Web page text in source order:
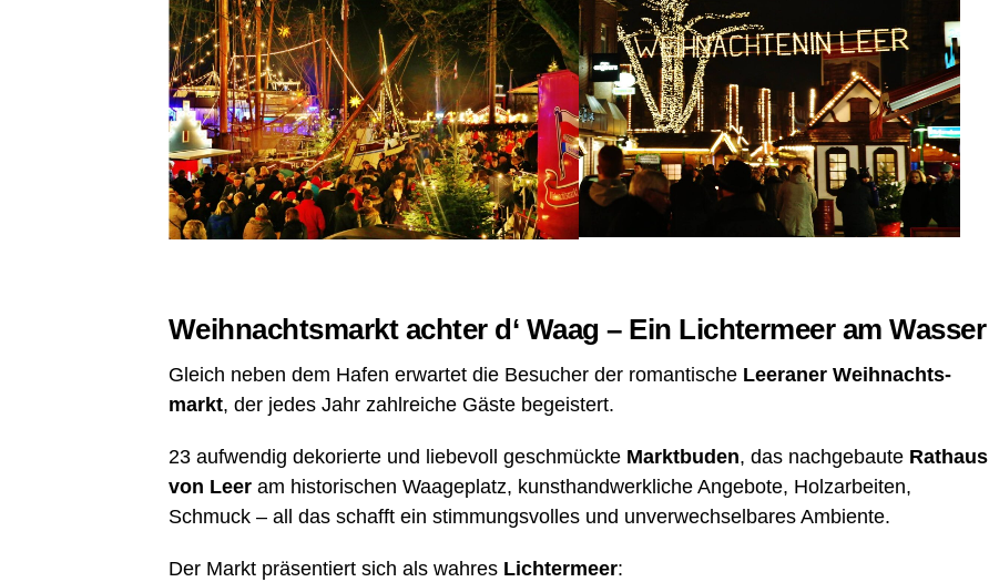
Weih­nachts­markt ach­ter d‘ Waag – Ein Lich­ter­meer am Wasser
Gleich neben dem Hafen erwar­tet die Besu­cher der roman­ti­sche Leera­ner Weih­nachts­
markt, der jedes Jahr zahl­rei­che Gäs­te begeistert.
23 auf­wen­dig deko­rier­te und lie­be­voll geschmück­te Markt­bu­den, das nach­ge­bau­te Rat­haus
von Leer am his­to­ri­schen Waa­ge­platz, kunst­hand­werk­li­che Ange­bo­te, Holz­ar­bei­ten,
Schmuck – all das schafft ein stim­mungs­vol­les und unver­wech­sel­ba­res Ambiente.
Der Markt prä­sen­tiert sich als wah­res Lich­ter­meer: